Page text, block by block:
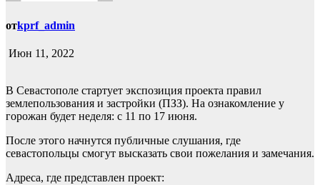
отkprf_admin
Июн 11, 2022
В Севастополе стартует экспозиция проекта правил
землепользования и застройки (ПЗЗ). На ознакомление у
горожан будет неделя: с 11 по 17 июня.
После этого начнутся публичные слушания, где
севастопольцы смогут высказать свои пожелания и замечания.
Адреса, где представлен проект: